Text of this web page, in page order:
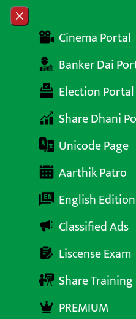
Skip to content
Close menu
Cinema Portal
Banker Dai
Election Portal
Share Dhani
Unicode Page
Aarthik Patro
English Edition
Classified Ads
Liscense Exam
Share Training
PREMIUM
सबै समाचारबेथिति मुर्दाबादबैंकिङ
बुधबारको
यी हुन्
सेयर
कम्पनी